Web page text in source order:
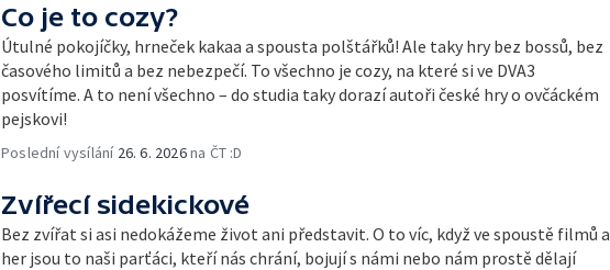
Co je to cozy?
Útulné pokojíčky, hrneček kakaa a spousta polštářků! Ale taky hry bez bossů, bez
časového limitů a bez nebezpečí. To všechno je cozy, na které si ve DVA3
posvítíme. A to není všechno – do studia taky dorazí autoři české hry o ovčáckém
pejskovi!
Poslední vysílání 26. 6. 2026na ČT :D
Zvířecí sidekickové
Bez zvířat si asi nedokážeme život ani představit. O to víc, když ve spoustě filmů a
her jsou to naši parťáci, kteří nás chrání, bojují s námi nebo nám prostě dělají